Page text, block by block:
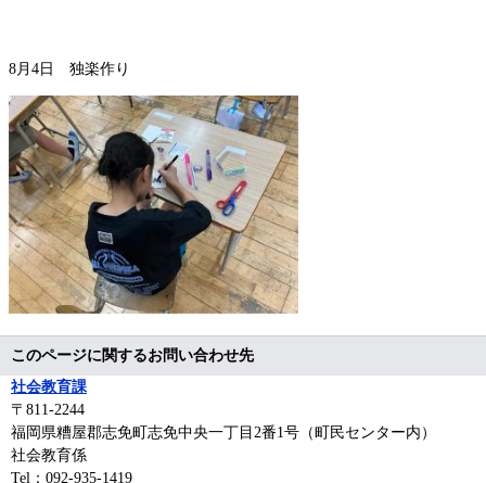
8月4日 独楽作り
このページに関するお問い合わせ先
社会教育課
〒811-2244
福岡県糟屋郡志免町志免中央一丁目2番1号（町民センター内）
社会教育係
Tel：092-935-1419